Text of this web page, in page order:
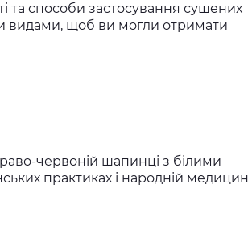
та способи застосування сушених
видами, щоб ви могли отримати
червоній шапинці з білими
практиках і народній